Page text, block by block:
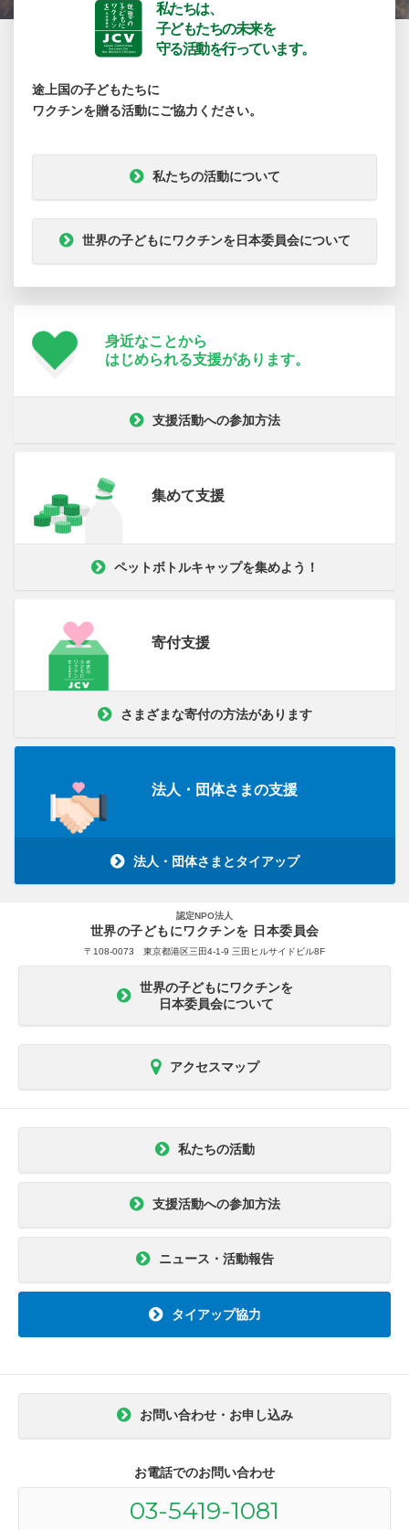
私たちは、
子どもたちの未来を
守る活動を行っています。
途上国の子どもたちに
ワクチンを贈る活動にご協力ください。
私たちの活動について
世界の子どもにワクチンを日本委員会について
身近なことから
はじめられる支援があります。
支援活動への参加方法
集めて支援
ペットボトルキャップを集めよう！
寄付支援
さまざまな寄付の方法があります
法人・団体さまの支援
法人・団体さまとタイアップ
認定NPO法人
世界の子どもにワクチンを 日本委員会
〒108-0073 東京都港区三田4-1-9 三田ヒルサイドビル8F
世界の子どもにワクチンを
日本委員会について
アクセスマップ
私たちの活動
支援活動への参加方法
ニュース・活動報告
タイアップ協力
お問い合わせ・お申し込み
お電話でのお問い合わせ
03-5419-1081